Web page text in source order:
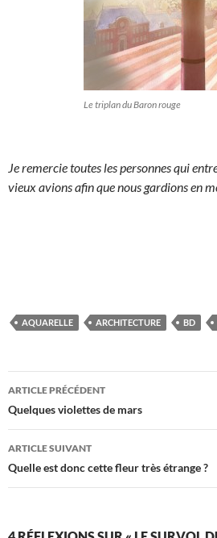
Le triplan du Baron rouge
Je remercie toutes les personnes qui
vieux avions afin que nous gardions en
AQUARELLE ARCHITECTURE BD
Navigation
des
articles
ARTICLE PRÉCÉDENT
Quelques violettes de mars
ARTICLE SUIVANT
Quelle est donc cette fleur très étrange ?